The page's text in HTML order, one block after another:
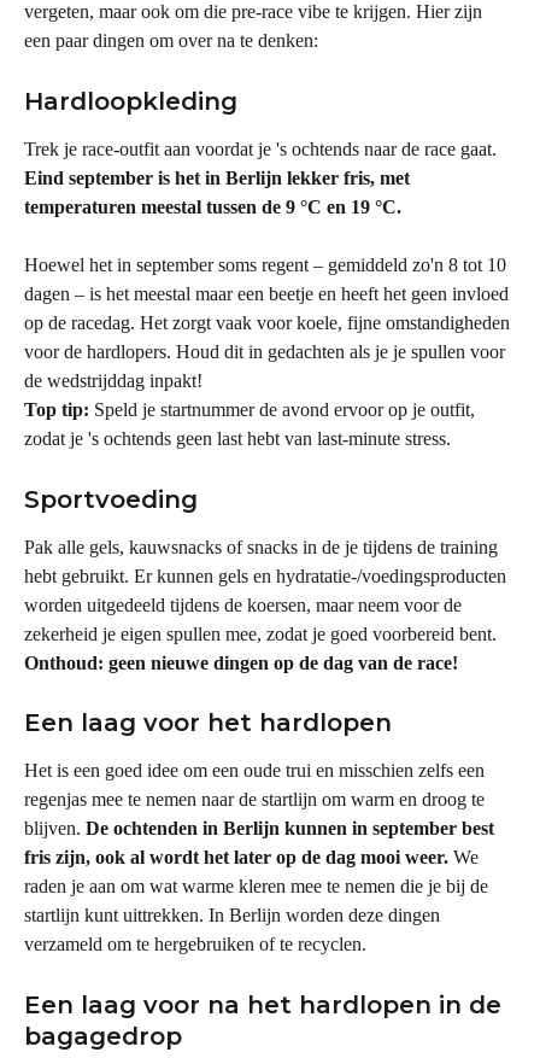
vergeten, maar ook om die pre-race vibe te krijgen. Hier zijn
een paar dingen om over na te denken:
Hardloopkleding
Trek je race-outfit aan voordat je 's ochtends naar de race gaat.
Eind september is het in Berlijn lekker fris, met
temperaturen meestal tussen de 9 °C en 19 °C.
Hoewel het in september soms regent – gemiddeld zo'n 8 tot 10
dagen – is het meestal maar een beetje en heeft het geen invloed
op de racedag. Het zorgt vaak voor koele, fijne omstandigheden
voor de hardlopers. Houd dit in gedachten als je je spullen voor
de wedstrijddag inpakt!
Top tip: Speld je startnummer de avond ervoor op je outfit,
zodat je 's ochtends geen last hebt van last-minute stress.
Sportvoeding
Pak alle gels, kauwsnacks of snacks in de je tijdens de training
hebt gebruikt. Er kunnen gels en hydratatie-/voedingsproducten
worden uitgedeeld tijdens de koersen, maar neem voor de
zekerheid je eigen spullen mee, zodat je goed voorbereid bent.
Onthoud: geen nieuwe dingen op de dag van de race!
Een laag voor het hardlopen
Het is een goed idee om een oude trui en misschien zelfs een
regenjas mee te nemen naar de startlijn om warm en droog te
blijven. De ochtenden in Berlijn kunnen in september best
fris zijn, ook al wordt het later op de dag mooi weer. We
raden je aan om wat warme kleren mee te nemen die je bij de
startlijn kunt uittrekken. In Berlijn worden deze dingen
verzameld om te hergebruiken of te recyclen.
Een laag voor na het hardlopen in de
bagagedrop